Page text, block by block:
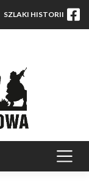
SZLAKI HISTORII